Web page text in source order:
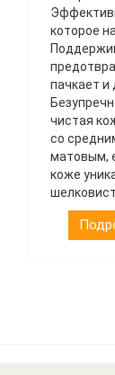
которое
пачкает и
чистая
со
матовым,
коже